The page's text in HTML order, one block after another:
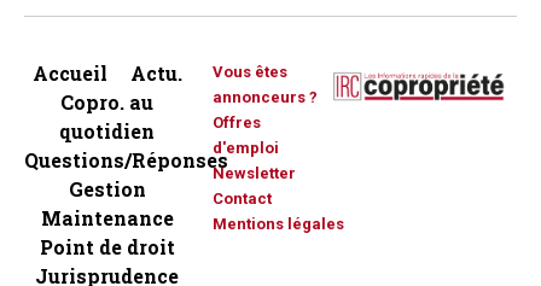
Accueil
Actu.
Copro. au
quotidien
Questions/Réponses
Gestion
Maintenance
Point de droit
Jurisprudence
Vous êtes
annonceurs ?
Offres
d'emploi
Newsletter
Contact
Mentions légales